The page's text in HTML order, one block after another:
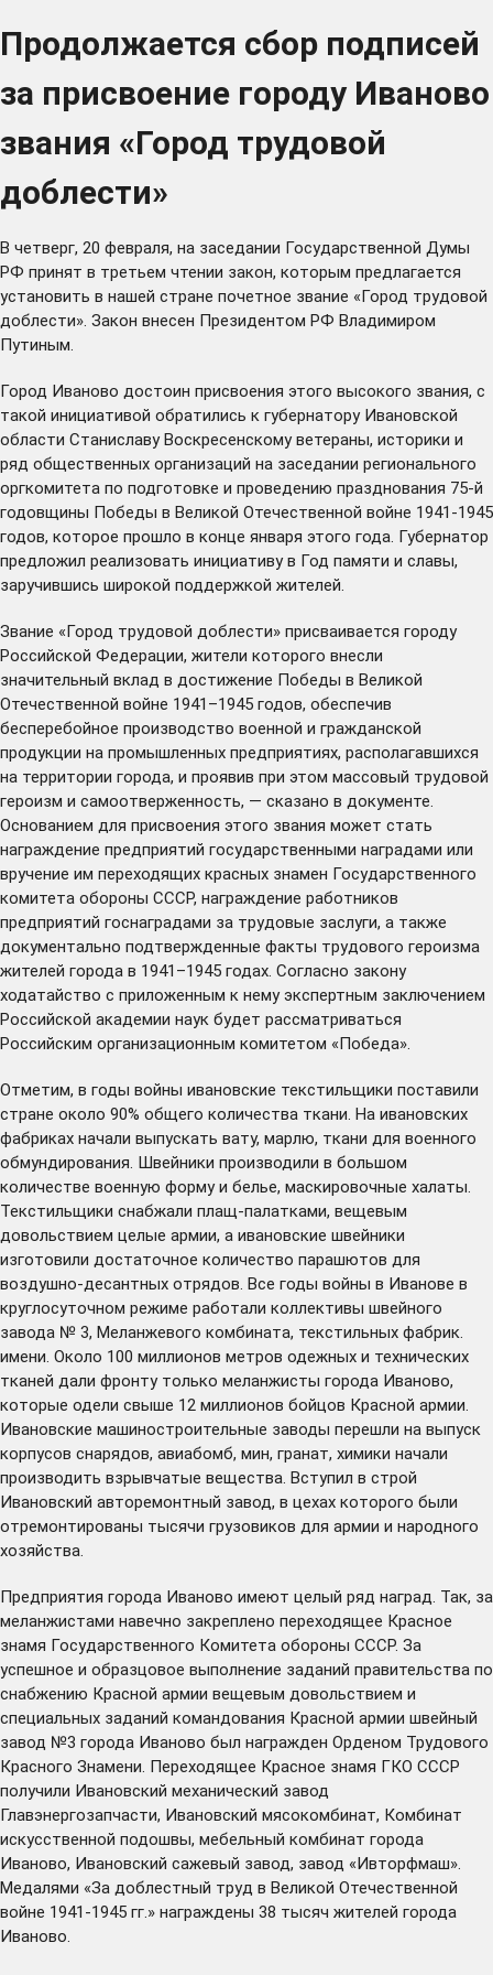
Продолжается сбор подписей
за присвоение городу Иваново
звания «Город трудовой
доблести»
В четверг, 20 февраля, на заседании Государственной Думы
РФ принят в третьем чтении закон, которым предлагается
установить в нашей стране почетное звание «Город трудовой
доблести». Закон внесен Президентом РФ Владимиром
Путиным.
Город Иваново достоин присвоения этого высокого звания, с
такой инициативой обратились к губернатору Ивановской
области Станиславу Воскресенскому ветераны, историки и
ряд общественных организаций на заседании регионального
оргкомитета по подготовке и проведению празднования 75-й
годовщины Победы в Великой Отечественной войне 1941-1945
годов, которое прошло в конце января этого года. Губернатор
предложил реализовать инициативув Год памяти и славы,
заручившись широкой поддержкой жителей.
Звание «Город трудовой доблести» присваивается городу
Российской Федерации, жители которого внесли
значительный вклад в достижение Победы в Великой
Отечественной войне 1941–1945 годов, обеспечив
бесперебойное производство военной и гражданской
продукции на промышленных предприятиях, располагавшихся
на территории города, и проявив при этом массовый трудовой
героизм и самоотверженность, — сказано в документе.
Основанием для присвоения этого звания может стать
награждение предприятий государственными наградами или
вручение им переходящих красных знамен Государственного
комитета обороны СССР, награждение работников
предприятий госнаградами за трудовые заслуги, а также
документально подтвержденные факты трудового героизма
жителей города в 1941–1945 годах. Согласно закону
ходатайство с приложенным к нему экспертным заключением
Российской академии наук будет рассматриваться
Российским организационным комитетом «Победа».
Отметим, в годы войны ивановские текстильщики поставили
стране около 90% общего количества ткани. На ивановских
фабриках начали выпускать вату, марлю, ткани для военного
обмундирования. Швейники производили в большом
количестве военную форму и белье, маскировочные халаты.
Текстильщики снабжали плащ-палатками, вещевым
довольствием целые армии, а ивановские швейники
изготовили достаточное количество парашютов для
воздушно-десантных отрядов. Все годы войны в Иванове в
круглосуточном режиме работали коллективы швейного
завода № 3, Меланжевого комбината, текстильных фабрик.
имени. Около 100 миллионов метров одежных и технических
тканей дали фронту только меланжисты города Иваново,
которые одели свыше 12 миллионов бойцов Красной армии.
Ивановские машиностроительные заводы перешли на выпуск
корпусов снарядов, авиабомб, мин, гранат, химики начали
производить взрывчатые вещества. Вступил в строй
Ивановский авторемонтный завод, в цехах которого были
отремонтированы тысячи грузовиков для армии и народного
хозяйства.
Предприятия города Иваново имеют целый ряд наград. Так, за
меланжистами навечно закреплено переходящее Красное
знамя Государственного Комитета обороны СССР. За
успешное и образцовое выполнение заданий правительства по
снабжению Красной армии вещевым довольствием и
специальных заданий командования Красной армии швейный
завод №3 города Иваново был награжден Орденом Трудового
Красного Знамени. Переходящее Красное знамя ГКО СССР
получили Ивановский механический завод
Главэнергозапчасти, Ивановский мясокомбинат, Комбинат
искусственной подошвы, мебельный комбинат города
Иваново, Ивановский сажевый завод, завод «Ивторфмаш».
Медалями «За доблестный труд в Великой Отечественной
войне 1941-1945 гг.» награждены 38 тысяч жителей города
Иваново.